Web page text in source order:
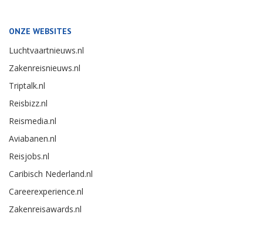
ONZE WEBSITES
Luchtvaartnieuws.nl
Zakenreisnieuws.nl
Triptalk.nl
Reisbizz.nl
Reismedia.nl
Aviabanen.nl
Reisjobs.nl
Caribisch Nederland.nl
Careerexperience.nl
Zakenreisawards.nl